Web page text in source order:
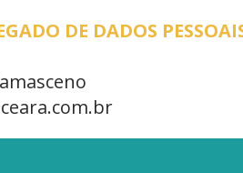
DE DADOS